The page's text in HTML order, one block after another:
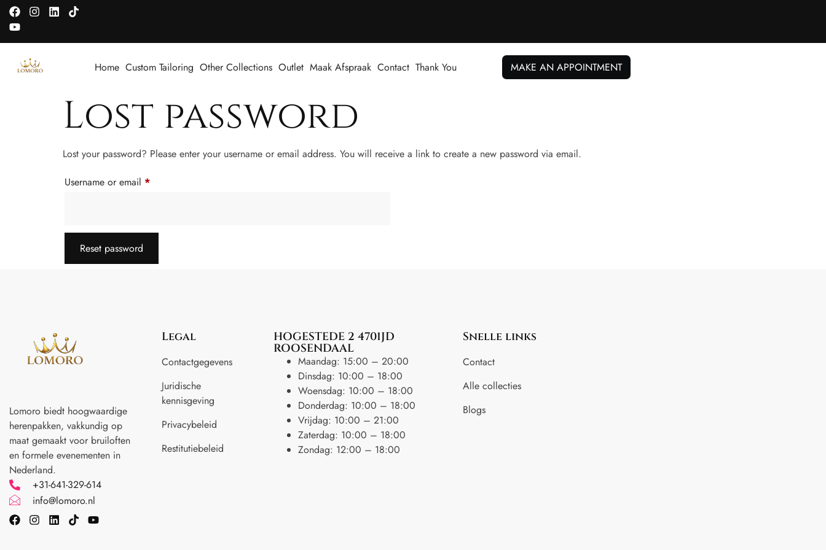
Home Custom Tailoring Other Collections Outlet Maak Afspraak Contact Thank You MAKE AN APPOINTMENT
Lost password
Lost your password? Please enter your username or email address. You will receive a link to create a new password via email.
Username or email *
Reset password
Lomoro biedt hoogwaardige
herenpakken, vakkundig op
maat gemaakt voor bruiloften
en formele evenementen in
Nederland.
+31-641-329-614
info@lomoro.nl
Legal
Contactgegevens
Juridische
kennisgeving
Privacybeleid
Restitutiebeleid
HOGESTEDE 2 4701JD
ROOSENDAAL
Maandag: 15:00 – 20:00
Dinsdag: 10:00 – 18:00
Woensdag: 10:00 – 18:00
Donderdag: 10:00 – 18:00
Vrijdag: 10:00 – 21:00
Zaterdag: 10:00 – 18:00
Zondag: 12:00 – 18:00
Snelle links
Contact
Alle collecties
Blogs